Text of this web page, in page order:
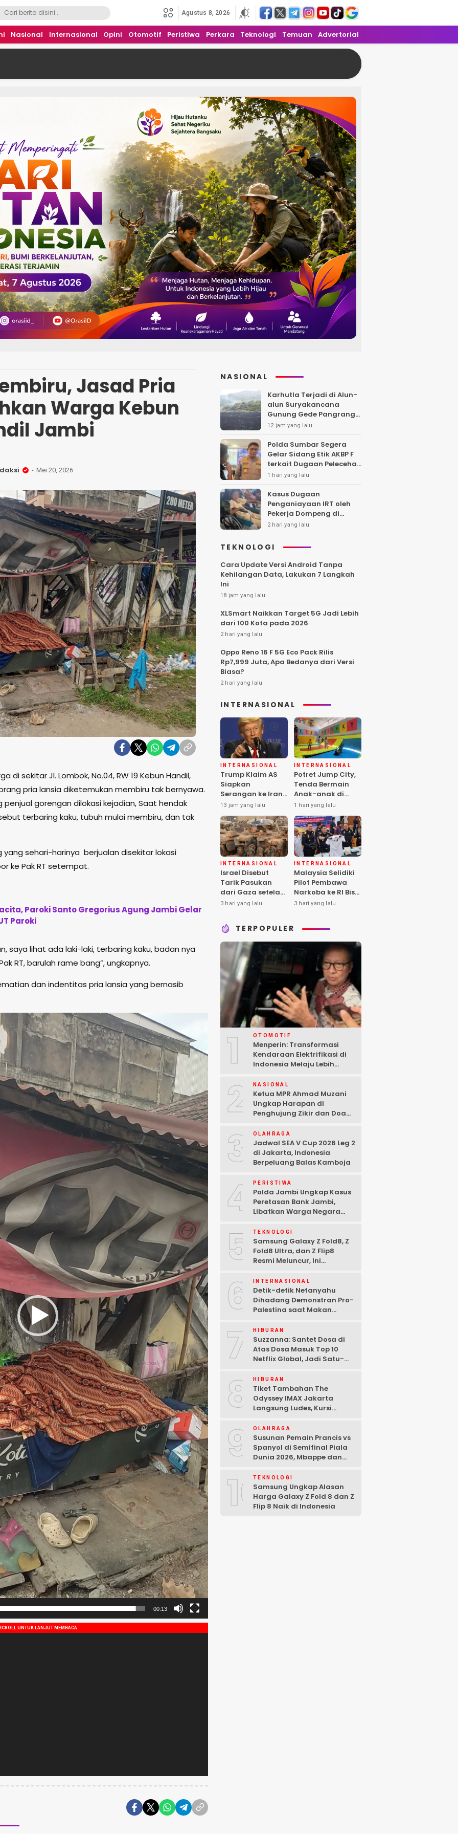
Agustus 8, 2026
Nasional Internasional Opini Otomotif Peristiwa Perkara Teknologi Temuan Advertorial
Jasad Pria
Warga Kebun
Jambi
Mei 20, 2026
di sekitar Jl. Lombok, No.04, RW 19 Kebun Handil,
pria lansia diketemukan membiru tak bernyawa.
gorengan dilokasi kejadian, Saat hendak
terbaring kaku, tubuh mulai membiru, dan tak
sehari-harinya berjualan disekitar lokasi
ke Pak RT setempat.
Paroki Santo Gregorius Agung Jambi Gelar
Paroki
saya lihat ada laki-laki, terbaring kaku, badan nya
RT, barulah rame bang”, ungkapnya.
dan indentitas pria lansia yang bernasib
00:13
NASIONAL
Karhutla Terjadi di Alun-
alun Suryakancana
Gunung Gede Pangrango,
Api Berhasil Dipadamka
12 jam yang lalu
Polda Sumbar Segera
Gelar Sidang Etik AKBP F
terkait Dugaan Pelecehan
Polwan
1 hari yang lalu
Kasus Dugaan
Penganiayaan IRT oleh
Pekerja Dompeng di
Batanghari Jalan 7 Bulan,
Kepastian Hukum
2 hari yang lalu
TEKNOLOGI
Cara Update Versi Android Tanpa
Kehilangan Data, Lakukan 7 Langkah
Ini
18 jam yang lalu
XLSmart Naikkan Target 5G Jadi Lebih
dari 100 Kota pada 2026
2 hari yang lalu
Oppo Reno 16 F 5G Eco Pack Rilis
Rp7,999 Juta, Apa Bedanya dari Versi
Biasa?
2 hari yang lalu
INTERNASIONAL
INTERNASIONAL
Trump Klaim AS
Siapkan
Serangan ke Iran
Terbesar sejak
Perang Dunia II
13 jam yang lalu
INTERNASIONAL
Potret Jump City,
Tenda Bermain
Anak-anak di
Tengah Perang
Gaza
1 hari yang lalu
INTERNASIONAL
Israel Disebut
Tarik Pasukan
dari Gaza setelah
Hamas Selesai
3 hari yang lalu
INTERNASIONAL
Malaysia Selidiki
Pilot Pembawa
Narkoba ke RI Bisa
Lolos Pemeriksaan
3 hari yang lalu
TERPOPULER
1 OTOMOTIF
Menperin: Transformasi
Kendaraan Elektrifikasi di
Indonesia Melaju Lebih
2 NASIONAL
Ketua MPR Ahmad Muzani
Ungkap Harapan di
Penghujung Zikir dan Doa
3 OLAHRAGA
Jadwal SEA V Cup 2026 Leg 2
di Jakarta, Indonesia
Berpeluang Balas Kamboja
4 PERISTIWA
Polda Jambi Ungkap Kasus
Peretasan Bank Jambi,
Libatkan Warga Negara
Tersangka Ditangkap
5 TEKNOLOGI
Samsung Galaxy Z Fold8, Z
Fold8 Ultra, dan Z Flip8
Resmi Meluncur, Ini
6 INTERNASIONAL
Detik-detik Netanyahu
Dihadang Demonstran Pro-
Palestina saat Makan
7 HIBURAN
Suzzanna: Santet Dosa di
Atas Dosa Masuk Top 10
Netflix Global, Jadi Satu-
8 HIBURAN
Tiket Tambahan The
Odyssey IMAX Jakarta
Langsung Ludes, Kursi
9 OLAHRAGA
Susunan Pemain Prancis vs
Spanyol di Semifinal Piala
Dunia 2026, Mbappe dan
10TEKNOLOGI
Samsung Ungkap Alasan
Harga Galaxy Z Fold 8 dan Z
Flip 8 Naik di Indonesia